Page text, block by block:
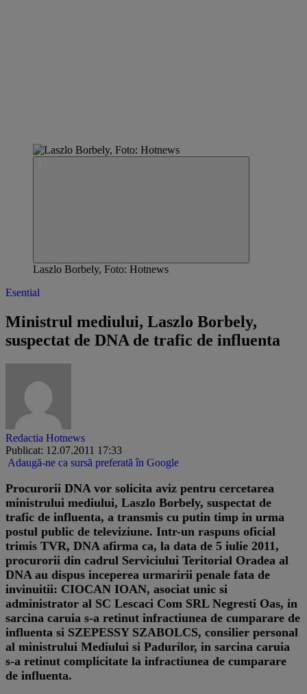
Laszlo Borbely, Foto: Hotnews
Esential
Ministrul mediului, Laszlo Borbely,
suspectat de DNA de trafic de influenta
Redactia Hotnews
Publicat: 12.07.2011 17:33
Adaugă-ne ca sursă preferată în Google
Procurorii DNA vor solicita aviz pentru cercetarea
ministrului mediului, Laszlo Borbely, suspectat de
trafic de influenta, a transmis cu putin timp in urma
postul public de televiziune. Intr-un raspuns oficial
trimis TVR, DNA afirma ca, la data de 5 iulie 2011,
procurorii din cadrul Serviciului Teritorial Oradea al
DNA au dispus inceperea urmaririi penale fata de
invinuitii: CIOCAN IOAN, asociat unic si
administrator al SC Lescaci Com SRL Negresti Oas, in
sarcina caruia s-a retinut infractiunea de cumparare de
influenta si SZEPESSY SZABOLCS, consilier personal
al ministrului Mediului si Padurilor, in sarcina caruia
s-a retinut complicitate la infractiunea de cumparare
de influenta.